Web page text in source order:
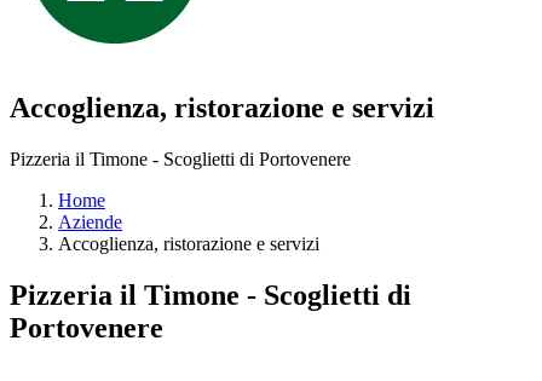
Accoglienza, ristorazione e servizi
Pizzeria il Timone - Scoglietti di Portovenere
Home
Aziende
Accoglienza, ristorazione e servizi
Pizzeria il Timone - Scoglietti di
Portovenere